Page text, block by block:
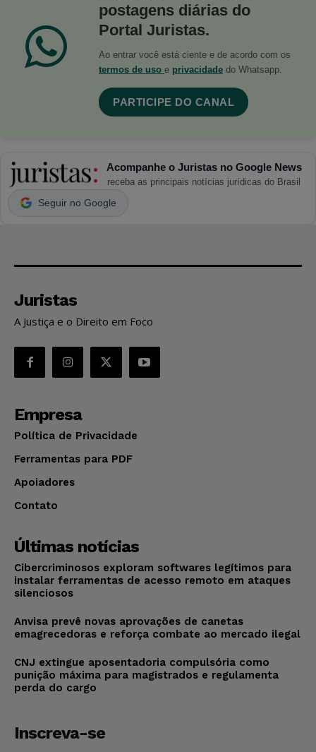
postagens diárias do
Portal Juristas.
Ao entrar você está ciente e de acordo com os
termos de uso e privacidade do Whatsapp.
PARTICIPE DO CANAL
Acompanhe o Juristas no Google News
receba as principais notícias jurídicas do Brasil
Seguir no Google
Juristas
A Justiça e o Direito em Foco
Empresa
Política de Privacidade
Ferramentas para PDF
Apoiadores
Contato
Últimas notícias
Cibercriminosos exploram softwares legítimos para
instalar ferramentas de acesso remoto em ataques
silenciosos
Anvisa prevê novas aprovações de canetas
emagrecedoras e reforça combate ao mercado ilegal
CNJ extingue aposentadoria compulsória como
punição máxima para magistrados e regulamenta
perda do cargo
Inscreva-se